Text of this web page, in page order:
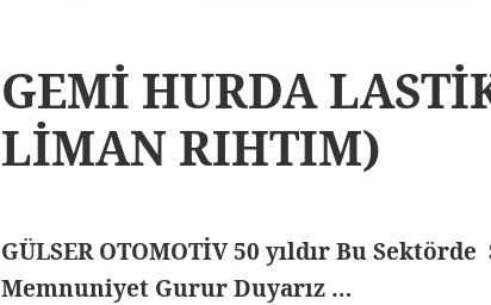
GEMİ HURDA
LİMAN RIHTIM)
GÜLSER OTOMOTİV 50 yıldır Bu
Memnuniyet Gurur Duyarız …